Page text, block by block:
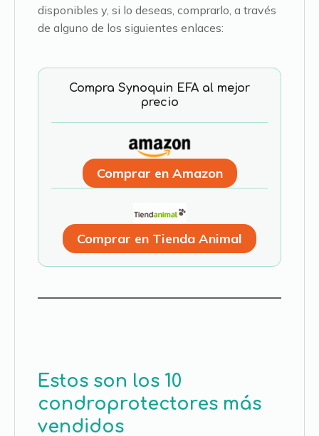
disponibles y, si lo deseas, comprarlo, a través
de alguno de los siguientes enlaces:
Compra Synoquin EFA al mejor
precio
Comprar en Amazon
Comprar en Tienda Animal
Estos son los 10
condroprotectores más
vendidos